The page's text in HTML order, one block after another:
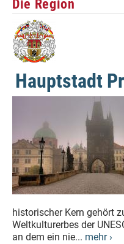
Die Region
Hauptstadt
historischer Kern gehört
Weltkulturerbes der
an dem ein nie... mehr ›